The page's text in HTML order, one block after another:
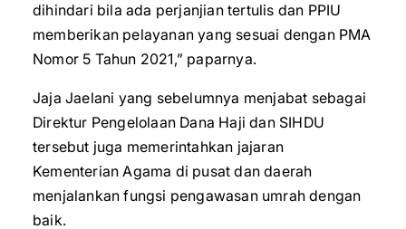
dihindari bila ada perjanjian tertulis dan PPIU
memberikan pelayanan yang sesuai dengan PMA
Nomor 5 Tahun 2021,” paparnya.
Jaja Jaelani yang sebelumnya menjabat sebagai
Direktur Pengelolaan Dana Haji dan SIHDU
tersebut juga memerintahkan jajaran
Kementerian Agama di pusat dan daerah
menjalankan fungsi pengawasan umrah dengan
baik.